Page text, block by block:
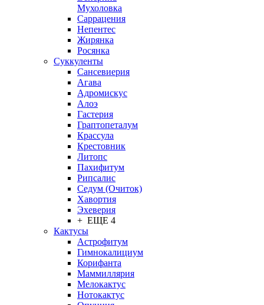
Мухоловка
Саррацения
Непентес
Жирянка
Росянка
Суккуленты
Сансевиерия
Агава
Адромискус
Алоэ
Гастерия
Граптопеталум
Крассула
Крестовник
Литопс
Пахифитум
Рипсалис
Седум (Очиток)
Хавортия
Эхеверия
+ ЕЩЕ 4
Кактусы
Астрофитум
Гимнокалициум
Корифанта
Маммиллярия
Мелокактус
Нотокактус